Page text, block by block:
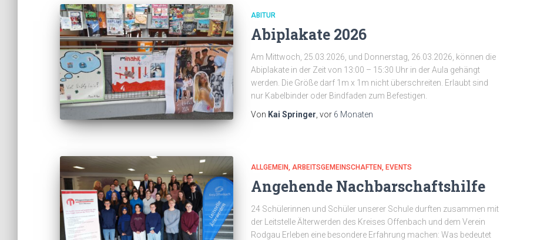
ABITUR
Abiplakate 2026
Am Mittwoch, 25.03.2026, und Donnerstag, 26.03.2026, können die
Abiplakate in der Zeit von 13:00 – 15:30 Uhr in der Aula gehängt
werden. Die Größe darf 1m x 1m nicht überschreiten. Erlaubt sind
nur Kabelbinder oder Bindfaden zum Befestigen.
Von Kai Springer , vor 6 Monaten
ALLGEMEIN ARBEITSGEMEINSCHAFTEN EVENTS
Angehende Nachbarschaftshilfe
24 Schülerinnen und Schüler unserer Schule durften zusammen mit
der Leitstelle Älterwerden des Kreises Offenbach und dem Verein
Rodgau Erleben eine besondere Erfahrung machen: Was bedeutet